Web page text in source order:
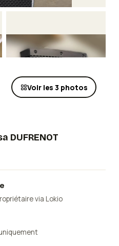
Voir les 3 photos
DUFRENOT
via Lokio